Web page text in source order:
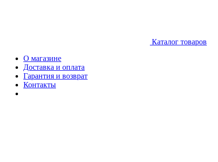
Каталог товаров
О магазине
Доставка и оплата
Гарантия и возврат
Контакты